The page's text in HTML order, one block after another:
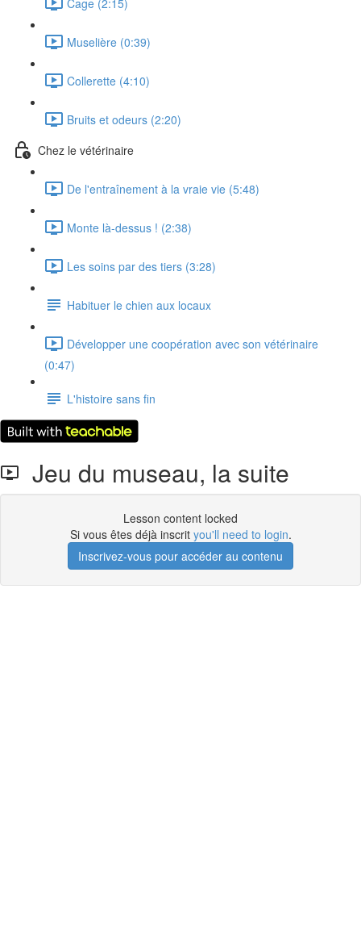
Muselière (0:39)
Collerette (4:10)
Bruits et odeurs (2:20)
Chez le vétérinaire
De l'entraînement à la vraie vie (5:48)
Monte là-dessus ! (2:38)
Les soins par des tiers (3:28)
Habituer le chien aux locaux
Développer une coopération avec son vétérinaire
(0:47)
L'histoire sans fin
Jeu du museau, la suite
Lesson content locked
Si vous êtes déjà inscrit you'll need to login.
Inscrivez-vous pour accéder au contenu